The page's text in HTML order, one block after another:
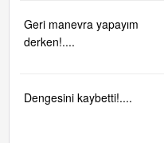
Geri manevra yapayım
derken!....
Dengesini kaybetti!....